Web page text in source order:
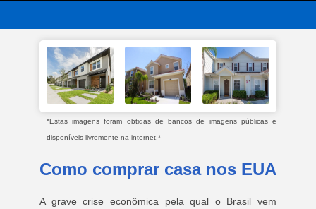
*Estas imagens foram obtidas de bancos de imagens públicas e
disponíveis livremente na internet.*
Como comprar casa nos EUA
A grave crise econômica pela qual o Brasil vem